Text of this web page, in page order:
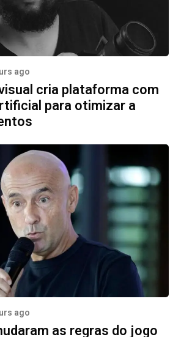
ago
cria plataforma com
para otimizar a
ago
as regras do jogo